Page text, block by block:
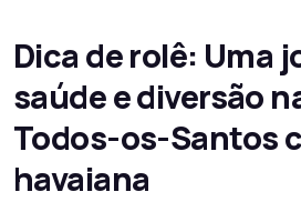
Dica de rolê: Uma
saúde e diversão
Todos-os-Santos
havaiana